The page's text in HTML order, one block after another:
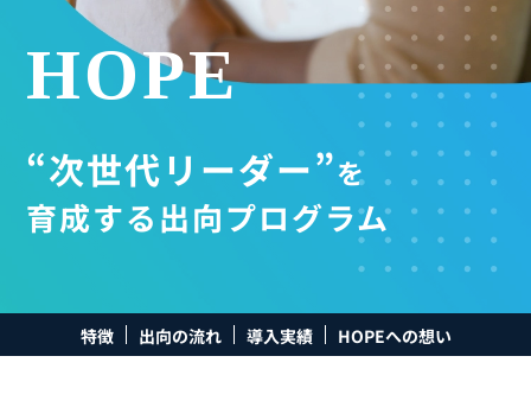
起業家になる
アライになる
サービスを利用する
HOPE
“次世代リーダー”を
育成する出向プログラム
特徴 出向の流れ 導入実績 HOPEへの想い